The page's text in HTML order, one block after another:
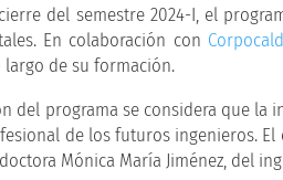
del semestre 2024-I, el
En colaboración con
de su formación.
del programa se considera que
de los futuros ingenieros.
Mónica María Jiménez, del